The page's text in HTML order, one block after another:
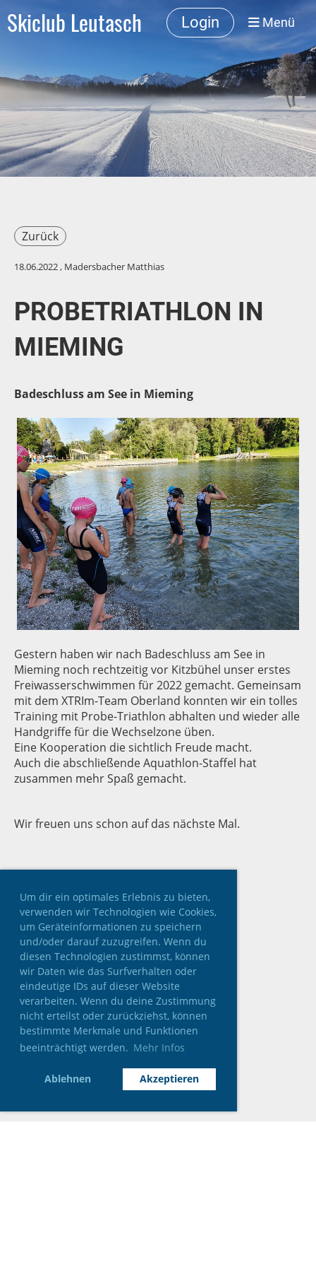
Um dir ein optimales Erlebnis zu bieten,
verwenden wir Technologien wie Cookies,
um Geräteinformationen zu speichern
und/oder darauf zuzugreifen. Wenn du
diesen Technologien zustimmst, können
wir Daten wie das Surfverhalten oder
eindeutige IDs auf dieser Website
verarbeiten. Wenn du deine Zustimmung
nicht erteilst oder zurückziehst, können
bestimmte Merkmale und Funktionen
beeinträchtigt werden. Mehr Infos
Ablehnen Akzeptieren
Skiclub Leutasch Login Menü
Zurück
18.06.2022, Madersbacher Matthias
PROBETRIATHLON IN
MIEMING
Badeschluss am See in Mieming
Gestern haben wir nach Badeschluss am See in
Mieming noch rechtzeitig vor Kitzbühel unser erstes
Freiwasserschwimmen für 2022 gemacht. Gemeinsam
mit dem XTRIm-Team Oberland konnten wir ein tolles
Training mit Probe-Triathlon abhalten und wieder alle
Handgriffe für die Wechselzone üben.
Eine Kooperation die sichtlich Freude macht.
Auch die abschließende Aquathlon-Staffel hat
zusammen mehr Spaß gemacht.
Wir freuen uns schon auf das nächste Mal.